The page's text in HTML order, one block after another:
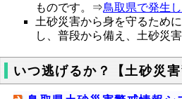
ものです。⇒鳥取県で発生
土砂災害から身を守るため
し、普段から備え、土砂災
いつ逃げるか？【土砂災害